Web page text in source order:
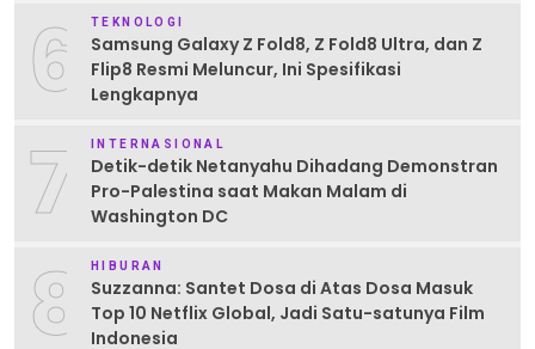
6 TEKNOLOGI
Samsung Galaxy Z Fold8, Z Fold8 Ultra, dan Z
Flip8 Resmi Meluncur, Ini Spesifikasi
Lengkapnya
7 INTERNASIONAL
Detik-detik Netanyahu Dihadang Demonstran
Pro-Palestina saat Makan Malam di
Washington DC
8 HIBURAN
Suzzanna: Santet Dosa di Atas Dosa Masuk
Top 10 Netflix Global, Jadi Satu-satunya Film
Indonesia